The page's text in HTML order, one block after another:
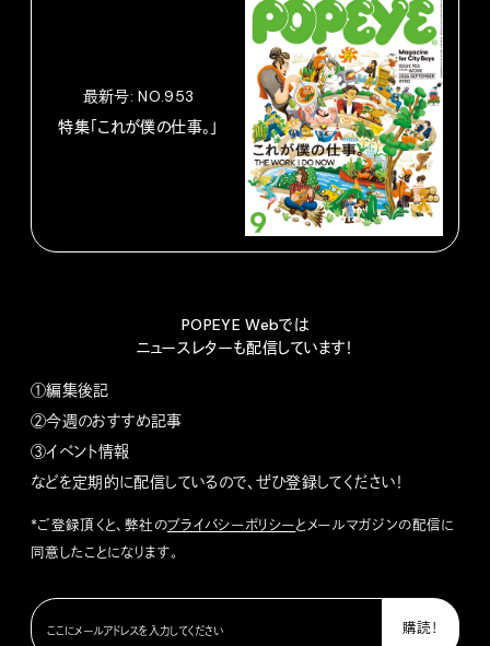
最新号: NO.953
特集「これが僕の仕事。」
POPEYE Webでは
ニュースレターも配信しています！
①編集後記
②今週のおすすめ記事
③イベント情報
などを定期的に配信しているので、ぜひ登録してください！
*ご登録頂くと、弊社のプライバシーポリシーとメールマガジンの配信に
同意したことになります。